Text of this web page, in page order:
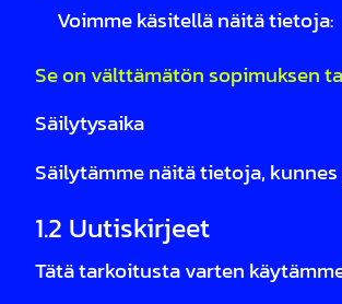
Voimme käsitellä näitä tietoja:
Se on välttämätön sopimuksen
Säilytysaika
Säilytämme näitä tietoja,
1.2 Uutiskirjeet
Tätä tarkoitusta varten